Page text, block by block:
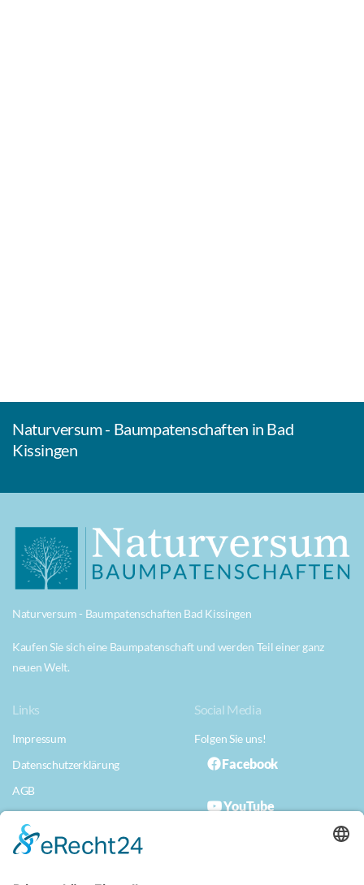
Naturversum - Baumpatenschaften in Bad
Kissingen
Naturversum - Baumpatenschaften Bad Kissingen
Kaufen Sie sich eine Baumpatenschaft und werden Teil einer ganz
neuen Welt.
Links
Impressum
Datenschutzerklärung
AGB
Musterwiderrufserklärung
Social Media
Folgen Sie uns!
Facebook
YouTube